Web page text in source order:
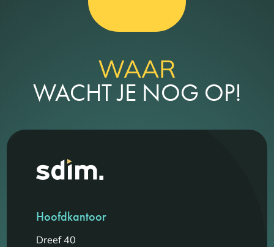
WAAR
WACHT JE NOG OP!
Hoofdkantoor
Dreef 40